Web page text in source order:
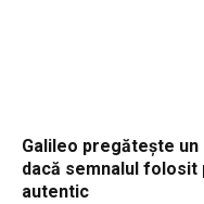
Galileo pregătește
dacă semnalul
autentic